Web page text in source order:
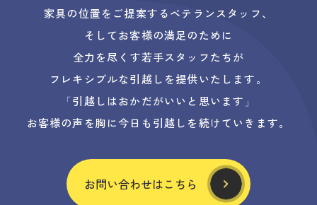
家具の位置をご提案するベテランスタッフ、
そしてお客様の満足のために
全力を尽くす若手スタッフたちが
フレキシブルな引越しを提供いたします。
「引越しはおかだがいいと思います」
お客様の声を胸に今日も引越しを続けていきます。
お問い合わせはこちら